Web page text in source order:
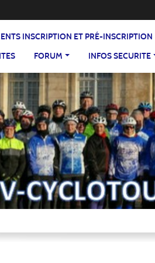
DOCUMENTS INSCRIPTION ET PRÉ-INSCRIPTION
FORUM INFOS SECURITE